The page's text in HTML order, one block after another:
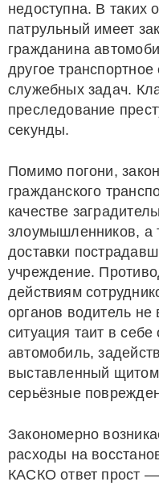
недоступна. В таких
патрульный имеет
гражданина
другое
служебных задач.
преследование
секунды.
Помимо погони,
гражданского
качестве
злоумышленников, а
доставки
учреждение.
действиям
органов водитель
ситуация таит в
автомобиль,
выставленный
серьёзные
Закономерно
расходы на
КАСКО ответ прост —